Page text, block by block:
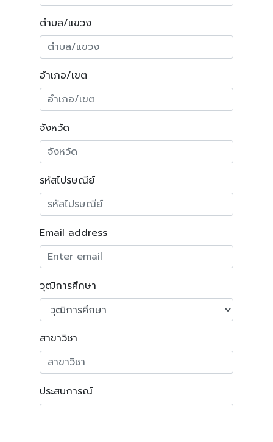
ตำบล/แขวง
อำเภอ/เขต
จังหวัด
รหัสไปรษณีย์
Email address
วุฒิการศึกษา
สาขาวิชา
ประสบการณ์